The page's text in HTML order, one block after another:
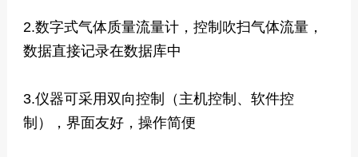
2.数字式气体质量流量计，控制吹扫气体流量，
数据直接记录在数据库中
3.仪器可采用双向控制（主机控制、软件控
制），界面友好，操作简便